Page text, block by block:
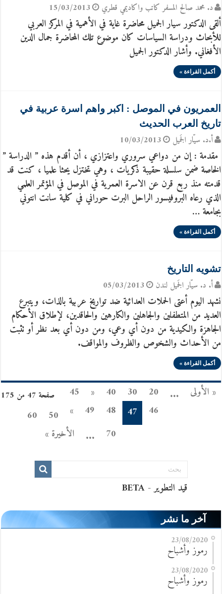
د. محمد صالح المسفر كاتب واكاديمي قطري 15/03/2013
ألقى الدكتور سيار الجميل محاضرة غاية في الأهمية في المركز العربي
للأبحاث ودراسة السياسات كان موضوع تلك المحاضرة جمال الدين
الأفغاني. وأشار الدكتور الجميل
أكمل القراءة »
العمريون في الموصل : اكبر واهم اسرة عربية في
تاريخ العرب الحديث
أ.د. سيّار الجَميل 10/03/2013
مقدمة : إن من دواعي سروري واعتزازي ، أن أقدم هذه ” الدراسة ”
الخاصة ضمن سلسلة حقيبة ذكريات ، وهي تختزل يحثا علميا ، كنت قد
قدمته منذ ربع قرن عن الاسرة العمرية في الموصل في المؤتمر العلمي
الذي رعاه البروفيسور الراحل البرت حوراني في كلية سانت انتوني
بجامعة …
أكمل القراءة »
تشويه التاريخ
أ. د. سيّار الجَميل لندن 05/03/2013
نشهد اليوم أعتى الحملات العدائية ضد تواريخ عربية بالذات، ويتبرع
العديد من المتطفلين والجاهلين والكارهين والحاقدين، لإطلاق الأحكام
الجاهزة والكيدية من دون أي وعي، ومن دون أي بعد نظر أو تثبت
من الأحداث والشخوص والظروف والمواقف.
أكمل القراءة »
صفحة 47 من 175 « الأولى ...
20
30
40
«
45
46
47
48
49
»
50
60
70
... الأخيرة »
آخر ما نشر
23/08/2020
رموز وأشباح
23/08/2020
رموز وأشباح